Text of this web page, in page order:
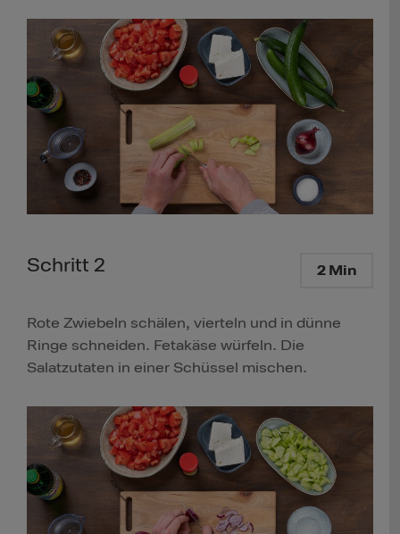
Schritt 2 2 Min
Rote Zwiebeln schälen, vierteln und in dünne
Ringe schneiden. Fetakäse würfeln. Die
Salatzutaten in einer Schüssel mischen.